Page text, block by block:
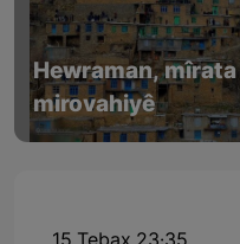
Hewraman,
mirovahiyê